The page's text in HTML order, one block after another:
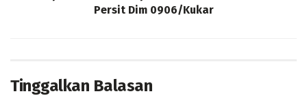
Persit Dim 0906/Kukar
Tinggalkan Balasan